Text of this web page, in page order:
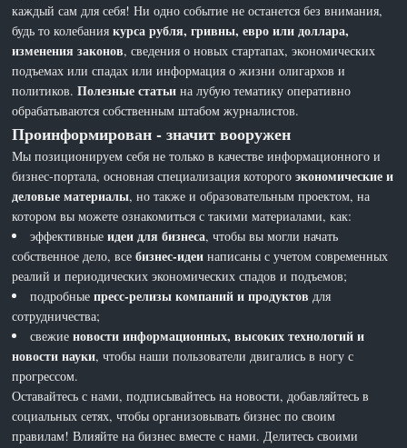
каждый сам для себя! Ни одно событие не останется без внимания,
будь то колебаниякурса рубля, гривны, евро или доллара,
изменения законов, сведения о новых стартапах, экономических
подъемах или спадах или информация о жизни олигархов и
политиков.Полезные статьи на лубую тематику оперативно
обрабатываются собственным штабом журналистов.
Проинформирован - значит вооружен
Мы позиционируем себя не только в качестве информационного и
бизнес-портала, основная специализация которогоэкономические и
деловые материалы, но также и образовательным проектом, на
котором вы можете ознакомиться с такими материалами, как:
эффективныеидеи для бизнеса, чтобы вы могли начать
собственное дело, всебизнес-идеи написаны с учетом современных
реалий и периодических экономических спадов и подъемов;
подробныепресс-релизы компаний и продуктов для
сотрудничества;
свежиеновости информационных, высоких технологий и
новости науки, чтобы наши пользователи двигались в ногу с
прогрессом.
Оставайтесь с нами, подписывайтесь на новости, добавляйтесь в
социальных сетях, чтобы организовывать бизнес по своим
правилам! Влияйте на бизнес вместе с нами. Делитесь своими